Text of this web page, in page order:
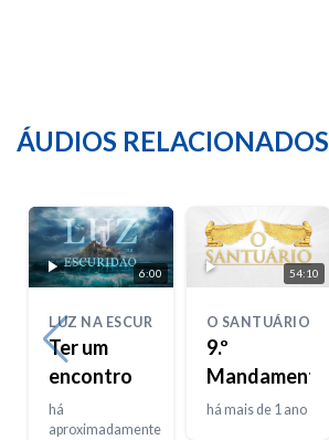
ÁUDIOS RELACIONADOS
6:00
LUZ NA ESCURIDÃO
Ter um
encontro
há
aproximadamente
54:10
O SANTUÁRIO
9.º
Mandamento
há mais de 1 ano